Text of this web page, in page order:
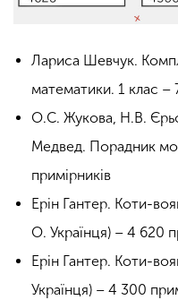
Лариса Шевчук.
математики. 1 клас –
О.С. Жукова, Н.В.
Медвед. Порадник
примірників
Ерін Гантер. Коти-
О. Українця) – 4 620
Ерін Гантер. Коти-
Українця) – 4 300